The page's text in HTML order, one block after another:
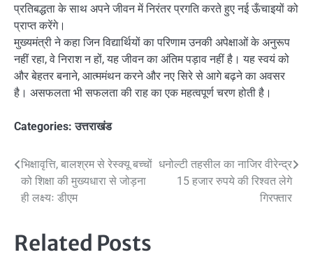
प्रतिबद्धता के साथ अपने जीवन में निरंतर प्रगति करते हुए नई ऊँचाइयों को
प्राप्त करेंगे।
मुख्यमंत्री ने कहा जिन विद्यार्थियों का परिणाम उनकी अपेक्षाओं के अनुरूप
नहीं रहा, वे निराश न हों, यह जीवन का अंतिम पड़ाव नहीं है। यह स्वयं को
और बेहतर बनाने, आत्ममंथन करने और नए सिरे से आगे बढ़ने का अवसर
है। असफलता भी सफलता की राह का एक महत्वपूर्ण चरण होती है।
Categories:उत्तराखंड
Post
navigation
भिक्षावृत्ति, बालश्रम से रेस्क्यू बच्चों
को शिक्षा की मुख्यधारा से जोड़ना
ही लक्ष्यः डीएम
धनोल्टी तहसील का नाजिर वीरेन्द्र
15 हजार रुपये की रिश्वत लेगे
गिरफ्तार
Related Posts